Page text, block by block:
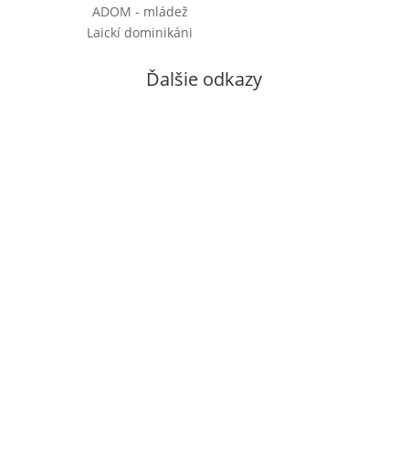
ADOM - mládež
Laickí dominikáni
Ďalšie odkazy